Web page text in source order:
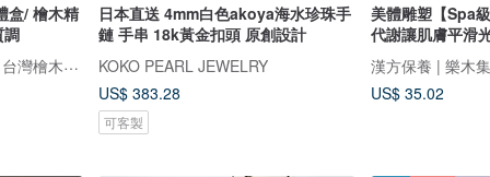
盒/ 檜木精
調
檜山坊 Kuai Shan Fang︱台灣檜木香氛領導品牌，療癒森林
日本直送 4mm白色akoya海水珍珠手
鏈 手串 18k黃金扣頭 原創設計
KOKO PEARL JEWELRY
US$ 383.28
可客製
美體雕塑【Spa
代謝讓肌膚平滑
漢方保養 | 樂木
US$ 35.02